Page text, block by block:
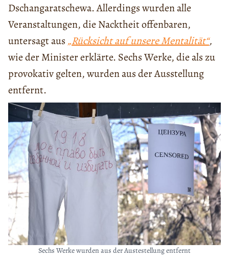
Dschangaratschewa. Allerdings wurden alle
Veranstaltungen, die Nacktheit offenbaren,
untersagt aus „Rücksicht auf unsere Mentalität“,
wie der Minister erklärte. Sechs Werke, die als zu
provokativ gelten, wurden aus der Ausstellung
entfernt.
Sechs Werke wurden aus der Austestellung entfernt